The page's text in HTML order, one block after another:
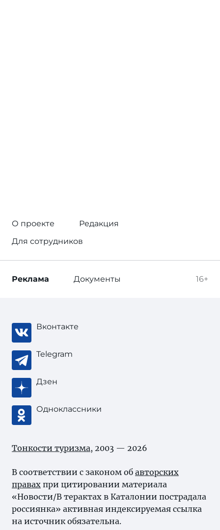
О проекте
Редакция
Для сотрудников
16+
Реклама Документы
Вконтакте
Telegram
Дзен
Одноклассники
Тонкости туризма, 2003 — 2026
В соответствии с законом об авторских
правах при цитировании материала
«Новости/В терактах в Каталонии пострадала
россиянка» активная индексируемая ссылка
на источник обязательна.